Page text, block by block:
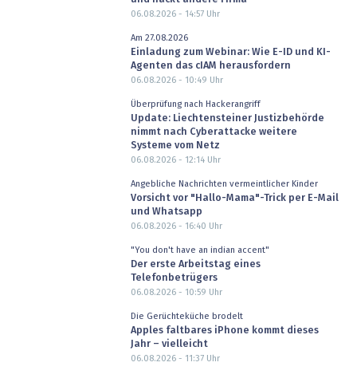
06.08.2026 - 14:57Uhr
Am 27.08.2026
Einladung zum Webinar: Wie E-ID und KI-
Agenten das cIAM herausfordern
06.08.2026 - 10:49 Uhr
Überprüfung nach Hackerangriff
Update: Liechtensteiner Justizbehörde
nimmt nach Cyberattacke weitere
Systeme vom Netz
06.08.2026 - 12:14Uhr
Angebliche Nachrichten vermeintlicher Kinder
Vorsicht vor "Hallo-Mama"-Trick per E-Mail
und Whatsapp
06.08.2026 - 16:40 Uhr
"You don't have an indian accent"
Der erste Arbeitstag eines
Telefonbetrügers
06.08.2026 - 10:59 Uhr
Die Gerüchteküche brodelt
Apples faltbares iPhone kommt dieses
Jahr – vielleicht
06.08.2026 - 11:37Uhr